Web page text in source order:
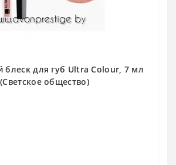
блеск для губ Ultra Colour, 7 мл
(Светское общество)